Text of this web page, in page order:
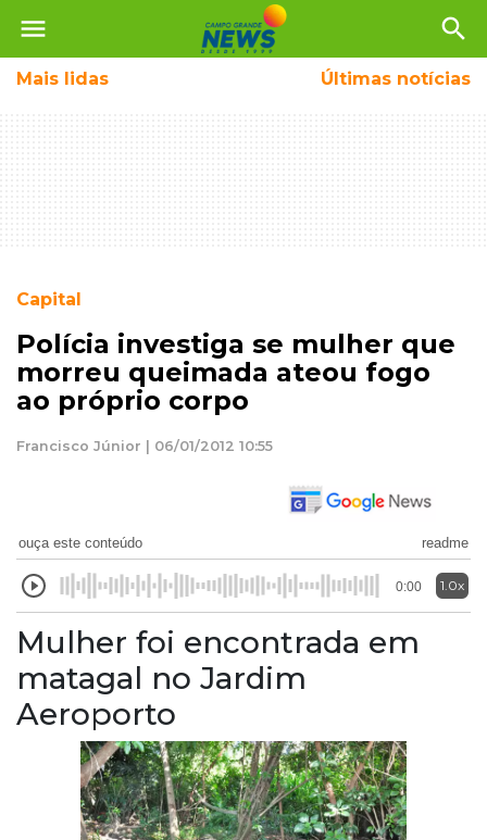
menu search
Mais lidas Últimas notícias
Capital
Polícia investiga se mulher que
morreu queimada ateou fogo
ao próprio corpo
Francisco Júnior | 06/01/2012 10:55
ouça este conteúdo readme
0:00 1.0x
Mulher foi encontrada em
matagal no Jardim
Aeroporto